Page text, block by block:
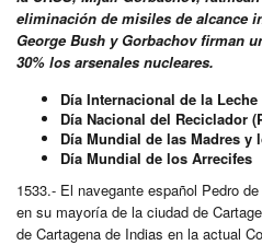
eliminación de misiles de alcance
George Bush y Gorbachov firman
30% los arsenales nucleares.
Día Internacional de la Leche
Día Nacional del Reciclador
Día Mundial de las Madres y
Día Mundial de los Arrecifes
1533.- El navegante español Pedro
en su mayoría de la ciudad de
de Cartagena de Indias en la actual